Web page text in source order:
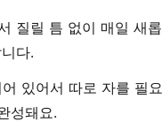
질릴 틈 없이 매일 새
다.
있어서 따로 자를 필
성돼요.